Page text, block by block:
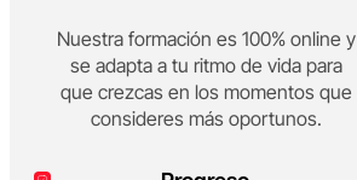
Nuestra formación es 100% online y
se adapta a tu ritmo de vida para
que crezcas en los momentos que
consideres más oportunos.